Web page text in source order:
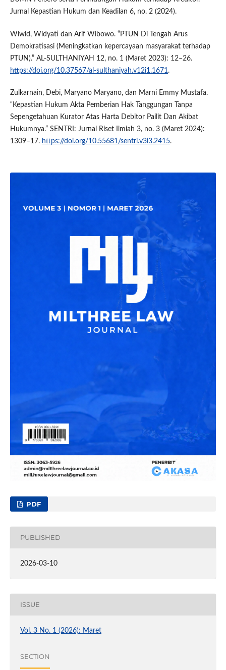
Jurnal Kepastian Hukum dan Keadilan 6, no. 2 (2024).
Wiwid, Widyati dan Arif Wibowo. “PTUN Di Tengah Arus
Demokratisasi (Meningkatkan kepercayaan masyarakat terhadap
PTUN).” AL-SULTHANIYAH 12, no. 1 (Maret 2023): 12–26.
https://doi.org/10.37567/al-sulthaniyah.v12i1.1671 .
Zulkarnain, Debi, Maryano Maryano, dan Marni Emmy Mustafa.
“Kepastian Hukum Akta Pemberian Hak Tanggungan Tanpa
Sepengetahuan Kurator Atas Harta Debitor Pailit Dan Akibat
Hukumnya.” SENTRI: Jurnal Riset Ilmiah 3, no. 3 (Maret 2024):
1309–17. https://doi.org/10.55681/sentri.v3i3.2415.
PDF
PUBLISHED
2026-03-10
ISSUE
Vol. 3 No. 1 (2026): Maret
SECTION